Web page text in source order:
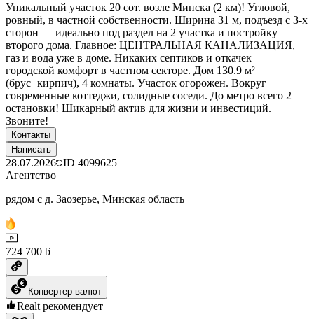
Уникальный участок 20 сот. возле Минска (2 км)! Угловой,
ровный, в частной собственности. Ширина 31 м, подъезд с 3-х
сторон — идеально под раздел на 2 участка и постройку
второго дома. Главное: ЦЕНТРАЛЬНАЯ КАНАЛИЗАЦИЯ,
газ и вода уже в доме. Никаких септиков и откачек —
городской комфорт в частном секторе. Дом 130.9 м²
(брус+кирпич), 4 комнаты. Участок огорожен. Вокруг
современные коттеджи, солидные соседи. До метро всего 2
остановки! Шикарный актив для жизни и инвестиций.
Звоните!
Контакты
Написать
28.07.2026 ID 4099625
Агентство
рядом с д. Заозерье, Минская область
724 700 ƃ
Конвертер валют
Realt рекомендует